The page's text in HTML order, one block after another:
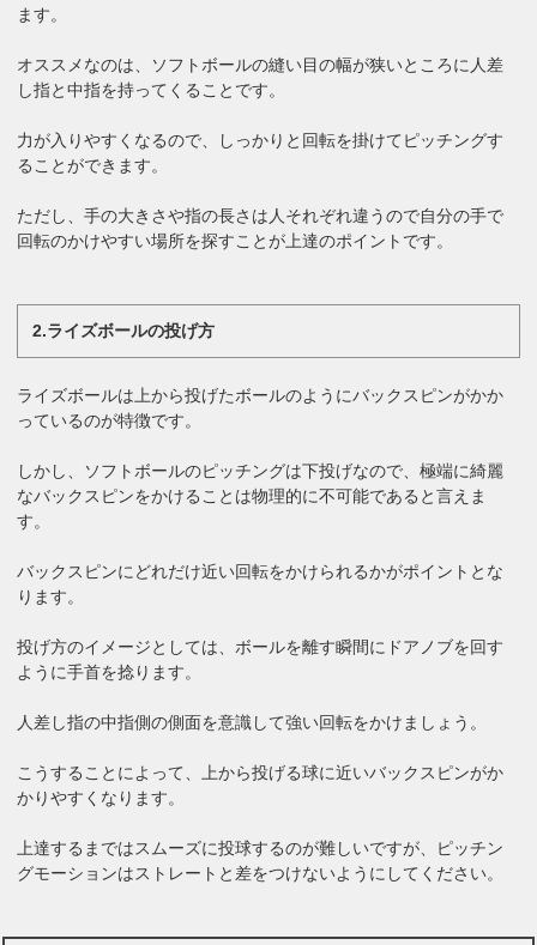
ます。
オススメなのは、ソフトボールの縫い目の幅が狭いところに人差
し指と中指を持ってくることです。
力が入りやすくなるので、しっかりと回転を掛けてピッチングす
ることができます。
ただし、手の大きさや指の長さは人それぞれ違うので自分の手で
回転のかけやすい場所を探すことが上達のポイントです。
2.ライズボールの投げ方
ライズボールは上から投げたボールのようにバックスピンがかか
っているのが特徴です。
しかし、ソフトボールのピッチングは下投げなので、極端に綺麗
なバックスピンをかけることは物理的に不可能であると言えま
す。
バックスピンにどれだけ近い回転をかけられるかがポイントとな
ります。
投げ方のイメージとしては、ボールを離す瞬間にドアノブを回す
ように手首を捻ります。
人差し指の中指側の側面を意識して強い回転をかけましょう。
こうすることによって、上から投げる球に近いバックスピンがか
かりやすくなります。
上達するまではスムーズに投球するのが難しいですが、ピッチン
グモーションはストレートと差をつけないようにしてください。